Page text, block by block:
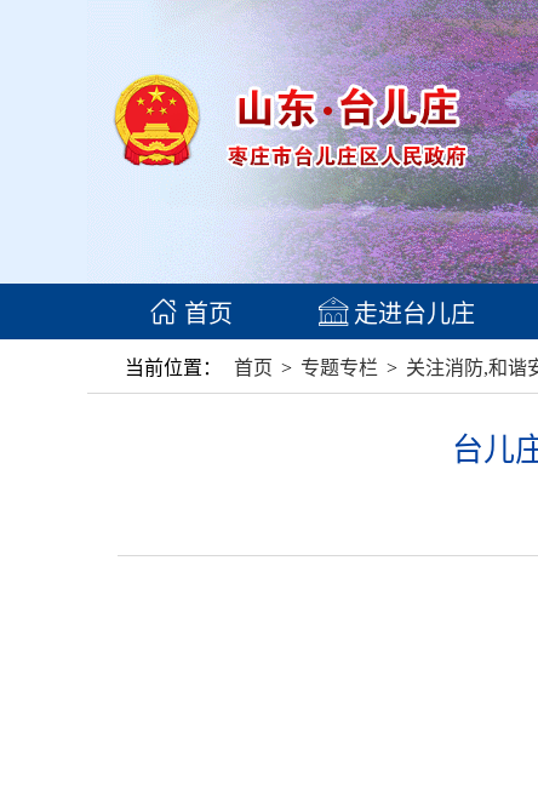
首页 走进台儿庄
当前位置： 首页 > 专题专栏 > 关注消防,和谐
台儿